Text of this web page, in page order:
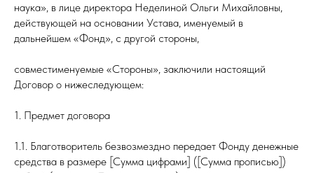
наука», в лице директора Неделиной Ольги Михайловны,
действующей на основании Устава, именуемый в
дальнейшем «Фонд», с другой стороны,
совместименуемые «Стороны», заключили настоящий
Договор о нижеследующем:
1. Предмет договора
1.1. Благотворитель безвозмездно передает Фонду денежные
средства в размере [Сумма цифрами] ([Сумма прописью])